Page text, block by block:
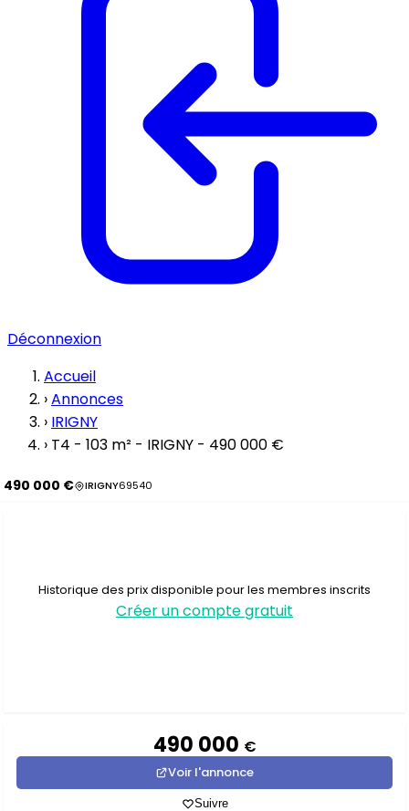
Déconnexion
Accueil
›Annonces
› IRIGNY
› T4 - 103 m² - IRIGNY - 490 000 €
490 000 € IRIGNY69540
Historique des prix disponible pour les membres inscrits
Créer un compte gratuit
490 000 €
Voir l'annonce
Suivre